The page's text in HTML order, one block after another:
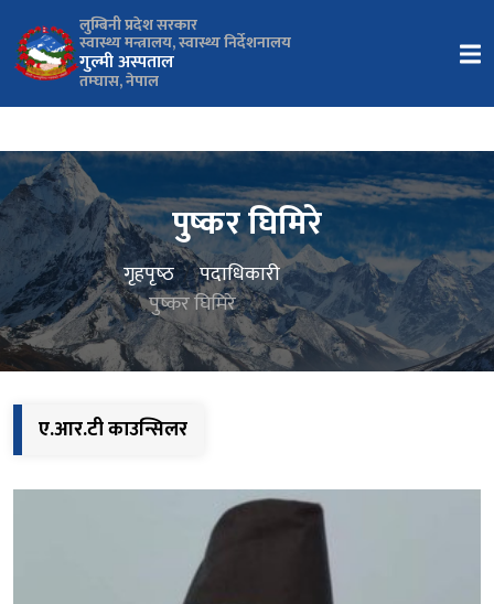
लुम्बिनी प्रदेश सरकार
स्वास्थ्य मन्त्रालय, स्वास्थ्य निर्देशनालय
गुल्मी अस्पताल
तम्घास, नेपाल
पुष्कर घिमिरे
गृहपृष्‍ठ
पदाधिकारी
पुष्कर घिमिरे
ए.आर.टी काउन्सिलर